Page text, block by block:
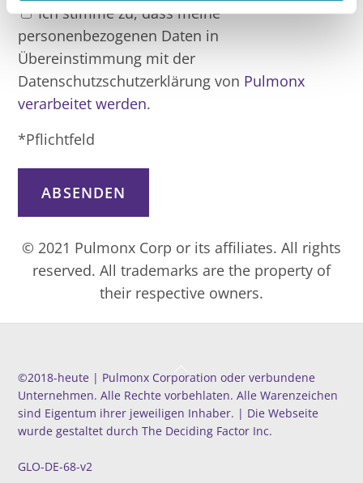
Ich stimme zu, dass meine
personenbezogenen Daten in
Übereinstimmung mit der
Datenschutzschutzerklärung von Pulmonx
verarbeitet werden.
*Pflichtfeld
© 2021 Pulmonx Corp or its affiliates. All rights
reserved. All trademarks are the property of
their respective owners.
To
Top
©️2018-heute | Pulmonx Corporation oder verbundene
Unternehmen. Alle Rechte vorbehlaten. Alle Warenzeichen
sind Eigentum ihrer jeweiligen Inhaber. | Die Webseite
wurde gestaltet durchThe Deciding Factor Inc.
GLO-DE-68-v2